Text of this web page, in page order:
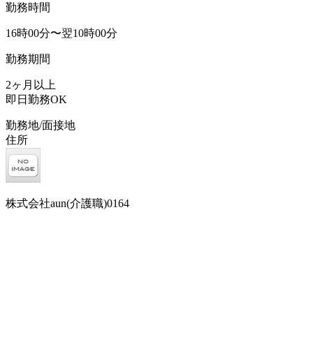
勤務時間
16時00分〜翌10時00分
勤務期間
2ヶ月以上
即日勤務OK
勤務地/面接地
住所
株式会社aun(介護職)0164